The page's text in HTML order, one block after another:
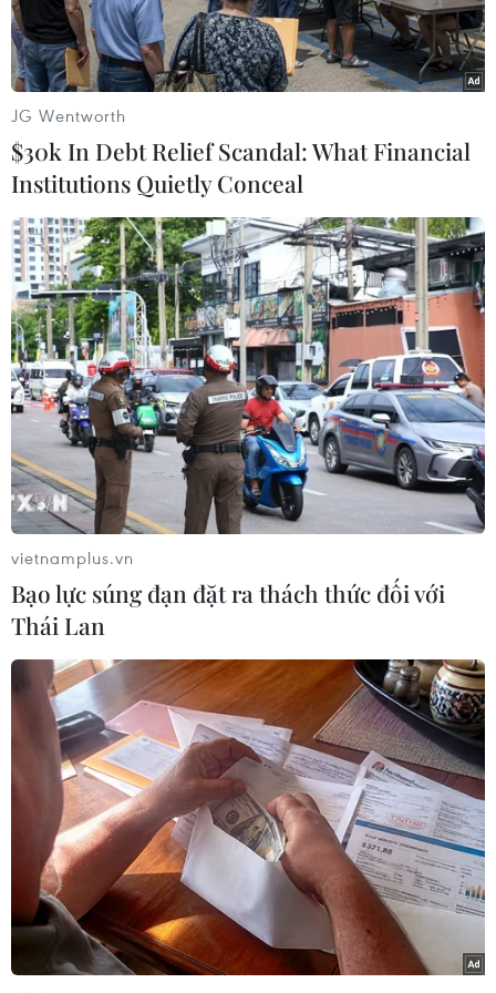
Mưa giông trên địa bàn Hà Nội vào chiều 8/6. (Ảnh: Minh
Quyết/TTXVN)
Theo Trung tâm Dự báo Khí tượng Thủy văn
Quốc gia, qua theo dõi trên ảnh vệ tinh, số liệu
định vị dông sét và radar thời tiết phát hiện thấy
vùng mây đối lưu đang phát triển và gây mưa
rào và dông mạnh cho các xã, phường ở phía
Bắc khu vực Hà Nội.
Trung tâm Dự báo Khí tượng Thủy văn Quốc gia
cảnh báo trong những giờ tới, vùng mây đối lưu
này tiếp tục phát triển và mở rộng xuống phía
Nam, gây mưa rào và dông mạnh kèm mưa vừa,
mưa to, có nơi mưa rất to cho hầu khắp khu vực
Hà Nội, trong mưa dông có khả năng xảy ra lốc,
sét và gió giật mạnh. Cấp độ rủi ro thiên tai do
lốc, sét, mưa đá cấp 1.
Trước hình thái thời tiết trên, ông Nguyễn Văn
Hưởng, Trưởng phòng Dự báo thời tiết, Trung
tâm Dự báo Khí tượng Thủy văn Quốc gia
khuyến cáo hiện tượng dông, lốc, sét, gió giật
JG Wentworth
$30k In Debt Relief Scandal: What Financial
Institutions Quietly Conceal
vietnamplus.vn
Bạo lực súng đạn đặt ra thách thức đối với
Thái Lan